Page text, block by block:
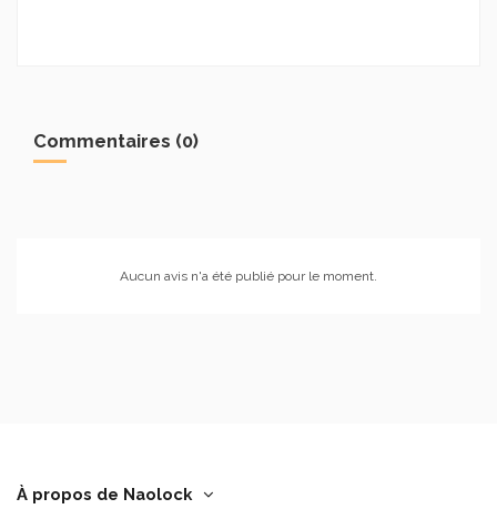
Commentaires (0)
Aucun avis n'a été publié pour le moment.
À propos de Naolock